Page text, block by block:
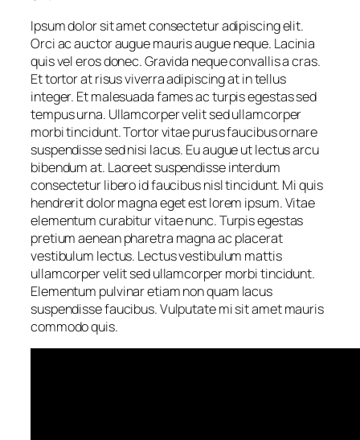
Ipsum dolor sit amet consectetur adipiscing elit.
Orci ac auctor augue mauris augue neque. Lacinia
quis vel eros donec. Gravida neque convallis a cras.
Et tortor at risus viverra adipiscing at in tellus
integer. Et malesuada fames ac turpis egestas sed
tempus urna. Ullamcorper velit sed ullamcorper
morbi tincidunt. Tortor vitae purus faucibus ornare
suspendisse sed nisi lacus. Eu augue ut lectus arcu
bibendum at. Laoreet suspendisse interdum
consectetur libero id faucibus nisl tincidunt. Mi quis
hendrerit dolor magna eget est lorem ipsum. Vitae
elementum curabitur vitae nunc. Turpis egestas
pretium aenean pharetra magna ac placerat
vestibulum lectus. Lectus vestibulum mattis
ullamcorper velit sed ullamcorper morbi tincidunt.
Elementum pulvinar etiam non quam lacus
suspendisse faucibus. Vulputate mi sit amet mauris
commodo quis.